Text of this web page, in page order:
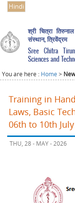
Hindi
श्री चित्रा तिरुनाल
संस्थान, त्रिवेंद्रम
Sree Chitra
Sciences and
You are here : Home >
Training in
Laws, Basic
06th to 10th
THU, 28 - MAY - 2026